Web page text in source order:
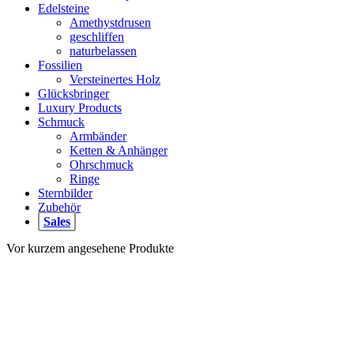
Edelsteine
Amethystdrusen
geschliffen
naturbelassen
Fossilien
Versteinertes Holz
Glücksbringer
Luxury Products
Schmuck
Armbänder
Ketten & Anhänger
Ohrschmuck
Ringe
Sternbilder
Zubehör
Sales
Vor kurzem angesehene Produkte